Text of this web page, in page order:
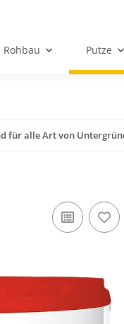
Rohbau Putze
für alle Art von